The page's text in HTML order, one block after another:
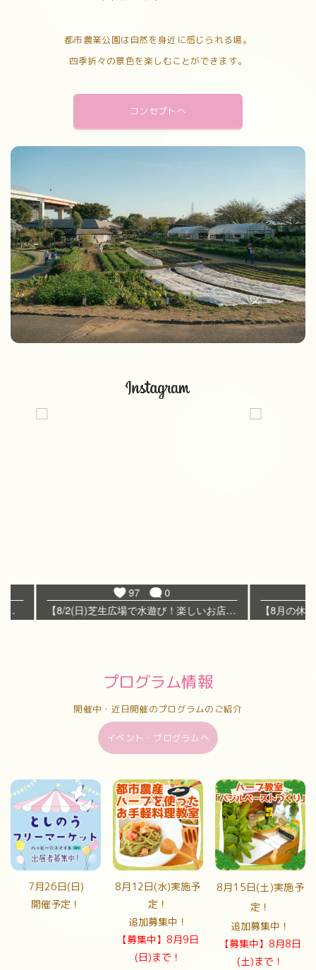
都市農業公園は自然を身近に感じられる場。
四季折々の景色を楽しむことができます。
コンセプトへ
0
【8/2(日)芝生広場で水遊び！楽しいお店がいろいろ！✨】 8/2(日)の２回目「芝生広場で水遊び」が開催されます！ 「放水銃のデモンストレーション」も同日開催されます。 古民家で防災機能として設置されている放水銃が放水する様子を見学できます。 他にも管理棟1階ロビーではかき氷🍧やおにぎり販売、ワークショップなども開催！ ぜひお立ち寄りください。 🍙飲食 ・おにぎり販売/おにぎりWiTH ・かき氷販売/LITTLE SHELLS fabrika 🌸ワークショップ ・コケテラリウムとタイルコラージュ/ちょっこし屋 ・スイーツデコレーション/ Babyhip ベイビーヒップ 🐟そのほか ・的あて・ペットボトルロケット/協力：パークエンジェル 場所：芝生広場 暑い夏を楽しいイベントで乗り切ろう！ お待ちしております🥳 #足立区都市農業公園 #足立 #足立区 #都市農業 #農業 #農業公園 #公園 #お出かけ #都市農業公園 #ハンドメイド #ワークショップ #おにぎり #水遊び
プログラム情報
開催中・近日開催のプログラムのご紹介
イベント・プログラムへ
7月26日(日)
開催予定！
8月12日(水)実施予
定！
追加募集中！
【募集中】8月9日
(日)まで！
8月15日(土)実施予
定！
追加募集中！
【募集中】8月8日
(土)まで！